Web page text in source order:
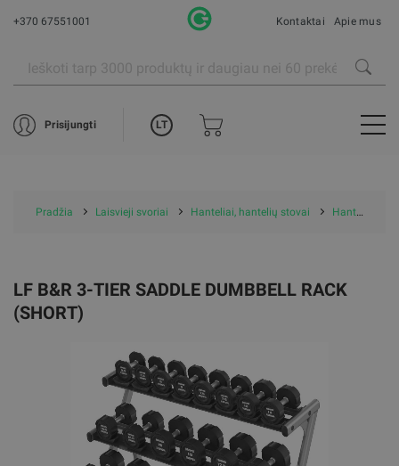
+370 67551001 Kontaktai Apie mus
Prisijungti LT
Pradžia Laisvieji svoriai Hanteliai, hantelių stovai Hantelių stovai
LF B&R 3-TIER SADDLE DUMBBELL RACK
(SHORT)